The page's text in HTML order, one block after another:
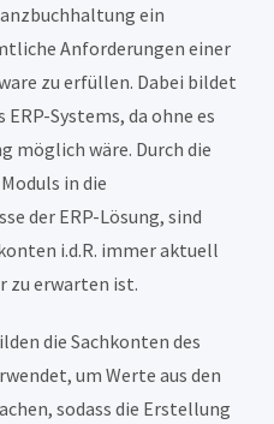
ein
Anforderungen einer
zu erfüllen. Dabei bildet
Systems, da ohne es
möglich wäre. Durch die
in die
der ERP-Lösung, sind
i.d.R. immer aktuell
zu erwarten ist.
die Sachkonten des
um Werte aus den
sodass die Erstellung